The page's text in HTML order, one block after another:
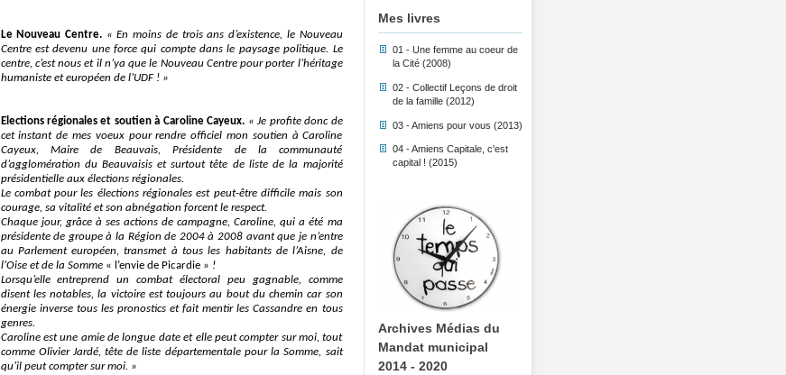
Mes livres
01 - Une femme au coeur de
la Cité (2008)
02 - Collectif Leçons de droit
de la famille (2012)
03 - Amiens pour vous (2013)
04 - Amiens Capitale, c'est
capital ! (2015)
Archives Médias du
Mandat municipal
2014 - 2020
Le Nouveau Centre. « En moins de trois ans d’existence, le Nouveau
Centre est devenu une force qui compte dans le paysage politique. Le
centre, c’est nous et il n’ya que le Nouveau Centre pour porter l’héritage
humaniste et européen de l’UDF !»
Elections régionales et soutien à Caroline Cayeux. «Je profite donc de
cet instant de mes voeux pour rendre officiel mon soutien à Caroline
Cayeux, Maire de Beauvais, Présidente de la communauté
d’agglomération du Beauvaisis et surtout tête de liste de la majorité
présidentielle aux élections régionales.
Le combat pour les élections régionales est peut-être difficile mais son
courage, sa vitalité et son abnégation forcent le respect.
Chaque jour, grâce à ses actions de campagne, Caroline, qui a été ma
présidente de groupe à la Région de 2004 à 2008 avant que je n’entre
au Parlement européen, transmet à tous les habitants de l’Aisne, de
l’Oise et de la Somme « l’envie de Picardie » !
Lorsqu’elle entreprend un combat électoral peu gagnable, comme
disent les notables, la victoire est toujours au bout du chemin car son
énergie inverse tous les pronostics et fait mentir les Cassandre en tous
genres.
Caroline est une amie de longue date et elle peut compter sur moi, tout
comme Olivier Jardé, tête de liste départementale pour la Somme, sait
qu’il peut compter sur moi. »